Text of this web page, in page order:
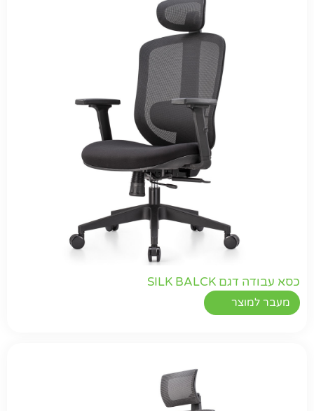
כסא עבודה דגם SILK BALCK
מעבר למוצר